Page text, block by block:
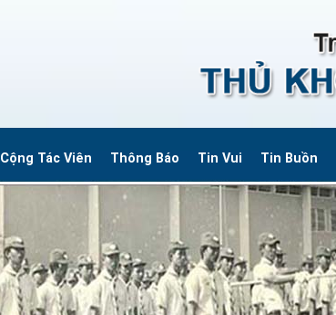
Cộng Tác Viên Thông Báo Tin Vui Tin Buồn